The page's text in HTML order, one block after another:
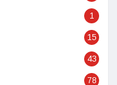
1
15
43
78